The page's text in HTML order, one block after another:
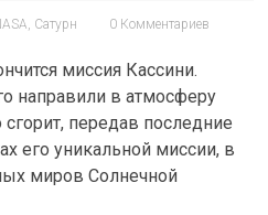
, Сатурн 0 Комментариев
миссия Кассини.
направили в атмосферу
передав последние
его уникальной миссии, в
миров Солнечной